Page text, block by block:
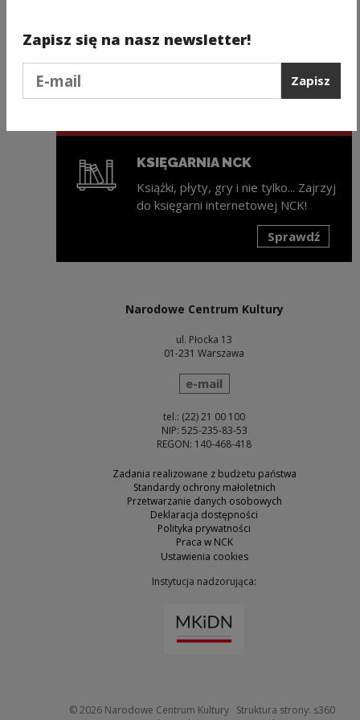
ZAPISZ SIĘ NA NEWSLETTER
Świeża porcja informacji ze świata
kultury w każdy wtorek na Twojej
KSIĘGARNIA NCK
Książki, płyty, gry i nie tylko... Zajrzyj
do księgarni internetowej NCK!
Sprawdź
Narodowe Centrum Kultury
ul. Płocka 13
01-231 Warszawa
wyślij wiadomość
e-mail
tel.: (22) 21 00 100
NIP: 525-235-83-53
REGON: 140-468-418
Zadania realizowane z budżetu państwa
Standardy ochrony małoletnich
Przetwarzanie danych osobowych
Deklaracja dostępności
Polityka prywatności
Praca w NCK
Ustawienia cookies
Instytucja nadzorująca:
© 2026 Narodowe Centrum KulturyStruktura strony: s360
Zapisz się na nasz newsletter!
Zapisz